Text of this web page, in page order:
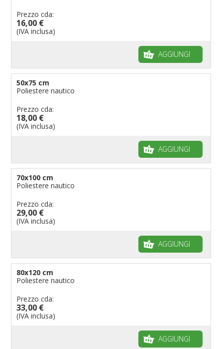
Prezzo cda:
16,00 €
(IVA inclusa)
AGGIUNGI
50x75 cm
Poliestere nautico
Prezzo cda:
18,00 €
(IVA inclusa)
AGGIUNGI
70x100 cm
Poliestere nautico
Prezzo cda:
29,00 €
(IVA inclusa)
AGGIUNGI
80x120 cm
Poliestere nautico
Prezzo cda:
33,00 €
(IVA inclusa)
AGGIUNGI